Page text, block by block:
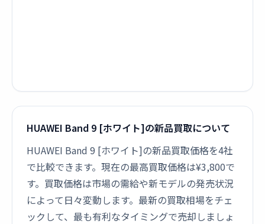
HUAWEI Band 9 [ホワイト]の新品買取について
HUAWEI Band 9 [ホワイト]の新品買取価格を4社
で比較できます。現在の最高買取価格は¥3,800で
す。買取価格は市場の需給や新モデルの発売状況
によって日々変動します。最新の買取相場をチェ
ックして、最も有利なタイミングで売却しましょ